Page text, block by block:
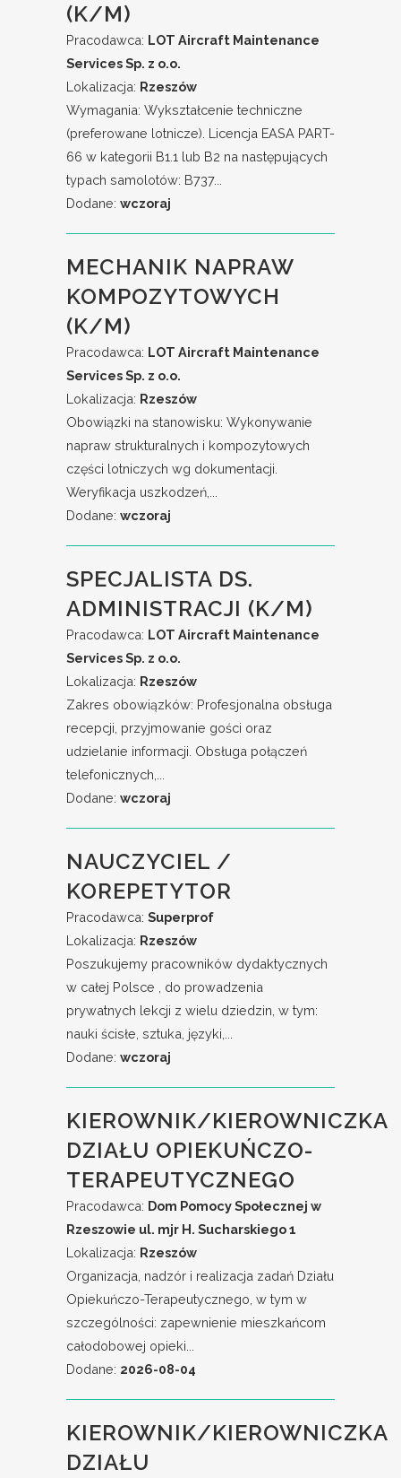
(K/M)
Pracodawca: LOT Aircraft Maintenance
Services Sp. z o.o.
Lokalizacja: Rzeszów
Wymagania: Wykształcenie techniczne
(preferowane lotnicze). Licencja EASA PART-
66 w kategorii B1.1 lub B2 na następujących
typach samolotów: B737...
Dodane: wczoraj
MECHANIK NAPRAW
KOMPOZYTOWYCH
(K/M)
Pracodawca: LOT Aircraft Maintenance
Services Sp. z o.o.
Lokalizacja: Rzeszów
Obowiązki na stanowisku: Wykonywanie
napraw strukturalnych i kompozytowych
części lotniczych wg dokumentacji.
Weryfikacja uszkodzeń,...
Dodane: wczoraj
SPECJALISTA DS.
ADMINISTRACJI (K/M)
Pracodawca: LOT Aircraft Maintenance
Services Sp. z o.o.
Lokalizacja: Rzeszów
Zakres obowiązków: Profesjonalna obsługa
recepcji, przyjmowanie gości oraz
udzielanie informacji. Obsługa połączeń
telefonicznych,...
Dodane: wczoraj
NAUCZYCIEL /
KOREPETYTOR
Pracodawca: Superprof
Lokalizacja: Rzeszów
Poszukujemy pracowników dydaktycznych
w całej Polsce , do prowadzenia
prywatnych lekcji z wielu dziedzin, w tym:
nauki ścisłe, sztuka, języki,...
Dodane: wczoraj
KIEROWNIK/KIEROWNICZKA
DZIAŁU OPIEKUŃCZO-
TERAPEUTYCZNEGO
Pracodawca: Dom Pomocy Społecznej w
Rzeszowie ul. mjr H. Sucharskiego 1
Lokalizacja: Rzeszów
Organizacja, nadzór i realizacja zadań Działu
Opiekuńczo-Terapeutycznego, w tym w
szczególności: zapewnienie mieszkańcom
całodobowej opieki...
Dodane: 2026-08-04
KIEROWNIK/KIEROWNICZKA
DZIAŁU